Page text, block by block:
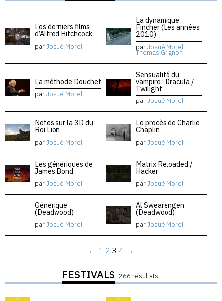
Les derniers films
d’Alfred Hitchcock
parJosué Morel
La dynamique
Fincher (Les années
2010)
parJosué Morel,
Thomas Grignon
La méthode Douchet
parJosué Morel
Sensualité du
vampire : Dracula /
Twilight
parJosué Morel
Notes sur la 3D du
Roi Lion
parJosué Morel
Le procès de Charlie
Chaplin
parJosué Morel
Les génériques de
James Bond
parJosué Morel
Matrix Reloaded /
Hacker
parJosué Morel
Générique
(Deadwood)
parJosué Morel
Al Swearengen
(Deadwood)
parJosué Morel
← 1 2 3 4 →
FESTIVALS 266 résultats